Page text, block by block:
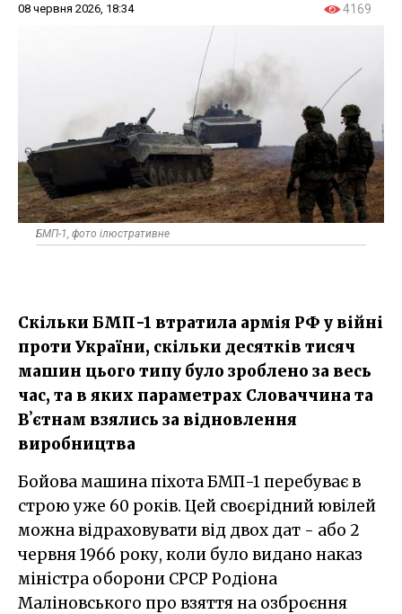
08 червня 2026, 18:34 4169
БМП-1, фото ілюстративне
Скільки БМП-1 втратила армія РФ у війні
проти України, скільки десятків тисяч
машин цього типу було зроблено за весь
час, та в яких параметрах Словаччина та
Вʼєтнам взялись за відновлення
виробництва
Бойова машина піхота БМП-1 перебуває в
строю уже 60 років. Цей своєрідний ювілей
можна відраховувати від двох дат - або 2
червня 1966 року, коли було видано наказ
міністра оборони СРСР Родіона
Маліновського про взяття на озброєння